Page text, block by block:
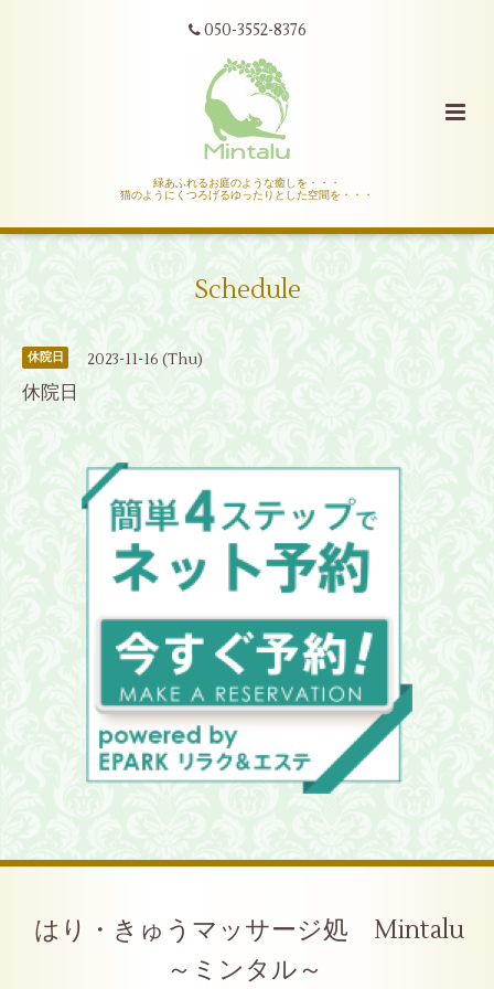
050-3552-8376
緑あふれるお庭のような癒しを・・・
猫のようにくつろげるゆったりとした空間を・・・
Schedule
休院日 2023-11-16 (Thu)
休院日
はり・きゅうマッサージ処 Mintalu
～ミンタル～